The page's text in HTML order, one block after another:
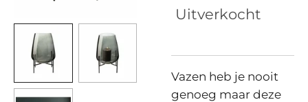
Uitverkocht
Vazen heb je nooit
genoeg maar deze